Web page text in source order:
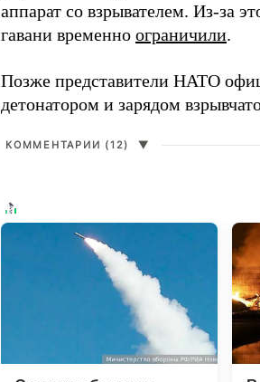
аппарат со взрывателем. Из-за
гавани временно ограничили.
Позже представители НАТО
детонатором и зарядом
КОММЕНТАРИИ (12) ▼